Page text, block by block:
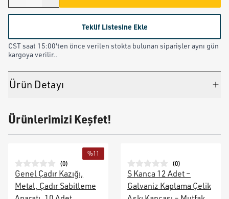
Teklif Listesine Ekle
CST saat 15:00'ten önce verilen stokta bulunan siparişler aynı gün
kargoya verilir..
Ürün Detayı
Ürünlerimizi Keşfet!
%11
(0)
Genel Çadır Kazığı,
Metal, Çadır Sabitleme
(0)
S Kanca 12 Adet –
Galvaniz Kaplama Çelik